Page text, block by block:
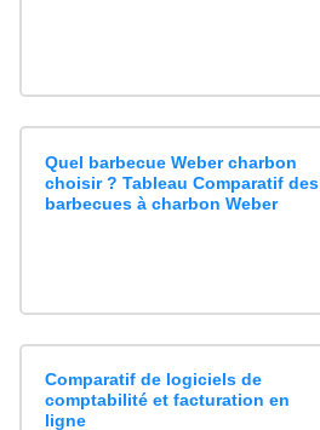
Quel barbecue Weber charbon
choisir ? Tableau Comparatif des
barbecues à charbon Weber
Comparatif de logiciels de
comptabilité et facturation en
ligne